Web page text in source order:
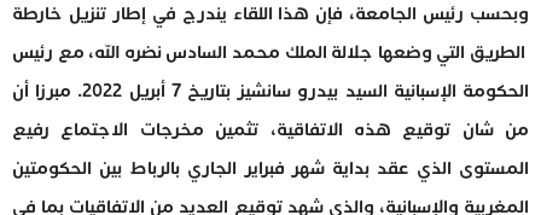
وبحسب رئيس الجامعة، فإن هذا اللقاء يندرج في إطار تنزيل خارطة
الطريق التي وضعها جلالة الملك محمد السادس نضره الله، مع رئيس
الحكومة الإسبانية السيد بيدرو سانشيز بتاريخ 7 أبريل 2022. مبرزا أن
من شان توقيع هذه الاتفاقية، تثمين مخرجات الاجتماع رفيع
المستوى الذي عقد بداية شهر فبراير الجاري بالرباط بين الحكومتين
المغربية والإسبانية، والذي شهد توقيع العديد من الاتفاقيات بما في